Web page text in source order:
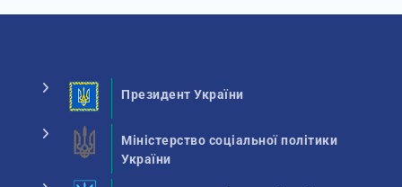
Президент України
Міністерство соціальної політики
України